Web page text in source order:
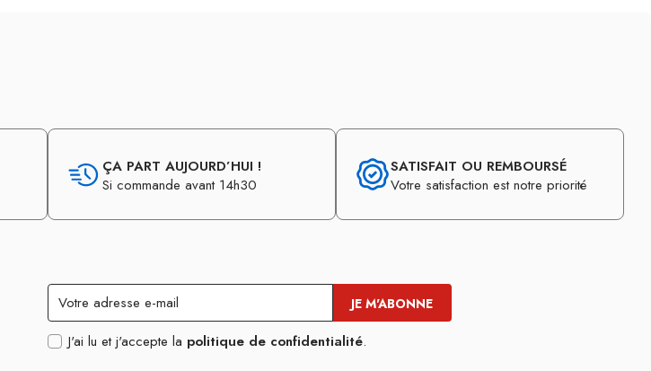
ÇA PART AUJOURD’HUI !
Si commande avant 14h30
SATISFAIT OU REMBOURSÉ
Votre satisfaction est notre priorité
J'ai lu et j'accepte la politique de confidentialité.